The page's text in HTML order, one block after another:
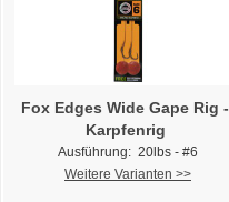
Fox Edges Wide Gape Rig -
Karpfenrig
Ausführung: 20lbs - #6
Weitere Varianten >>